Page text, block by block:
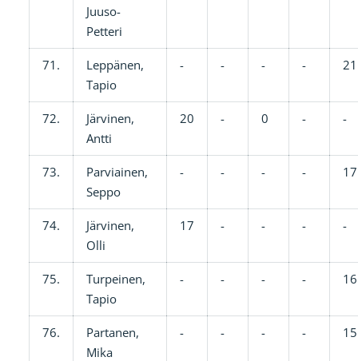
Juuso-
Petteri
71.
Leppänen,
Tapio
- - - - 21
72.
Järvinen,
Antti
20 - 0 - -
73.
Parviainen,
Seppo
- - - - 17
74.
Järvinen,
Olli
17 - - - -
75.
Turpeinen,
Tapio
- - - - 16
76.
Partanen,
Mika
- - - - 15